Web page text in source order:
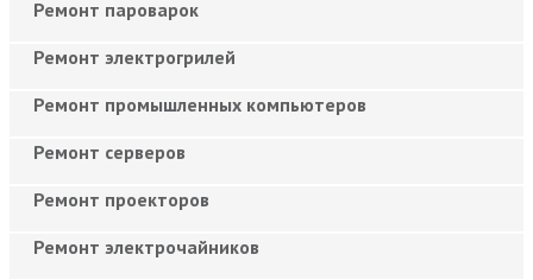
Ремонт пароварок
Ремонт электрогрилей
Ремонт промышленных компьютеров
Ремонт серверов
Ремонт проекторов
Ремонт электрочайников